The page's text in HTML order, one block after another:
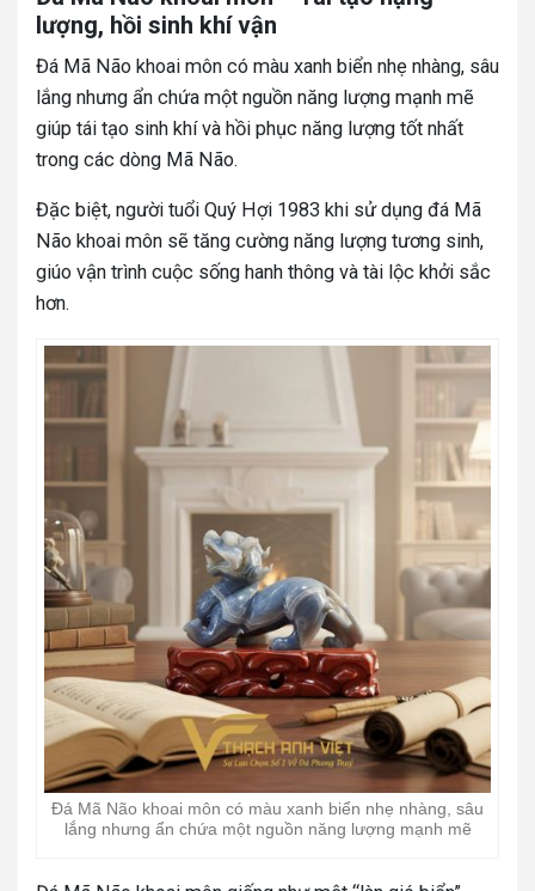
lượng, hồi sinh khí vận
Đá Mã Não khoai môn có màu xanh biển nhẹ nhàng, sâu
lắng nhưng ẩn chứa một nguồn năng lượng mạnh mẽ
giúp tái tạo sinh khí và hồi phục năng lượng tốt nhất
trong các dòng Mã Não.
Đặc biệt, người tuổi Quý Hợi 1983 khi sử dụng đá Mã
Não khoai môn sẽ tăng cường năng lượng tương sinh,
giúo vận trình cuộc sống hanh thông và tài lộc khởi sắc
hơn.
Đá Mã Não khoai môn có màu xanh biển nhẹ nhàng, sâu
lắng nhưng ẩn chứa một nguồn năng lượng mạnh mẽ